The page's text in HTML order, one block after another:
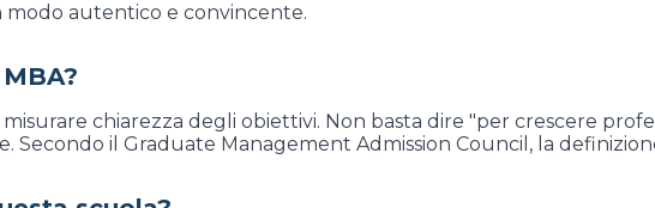
modo autentico e convincente.
chiarezza degli obiettivi. Non basta dire "per crescere
Secondo il Graduate Management Admission Council, la